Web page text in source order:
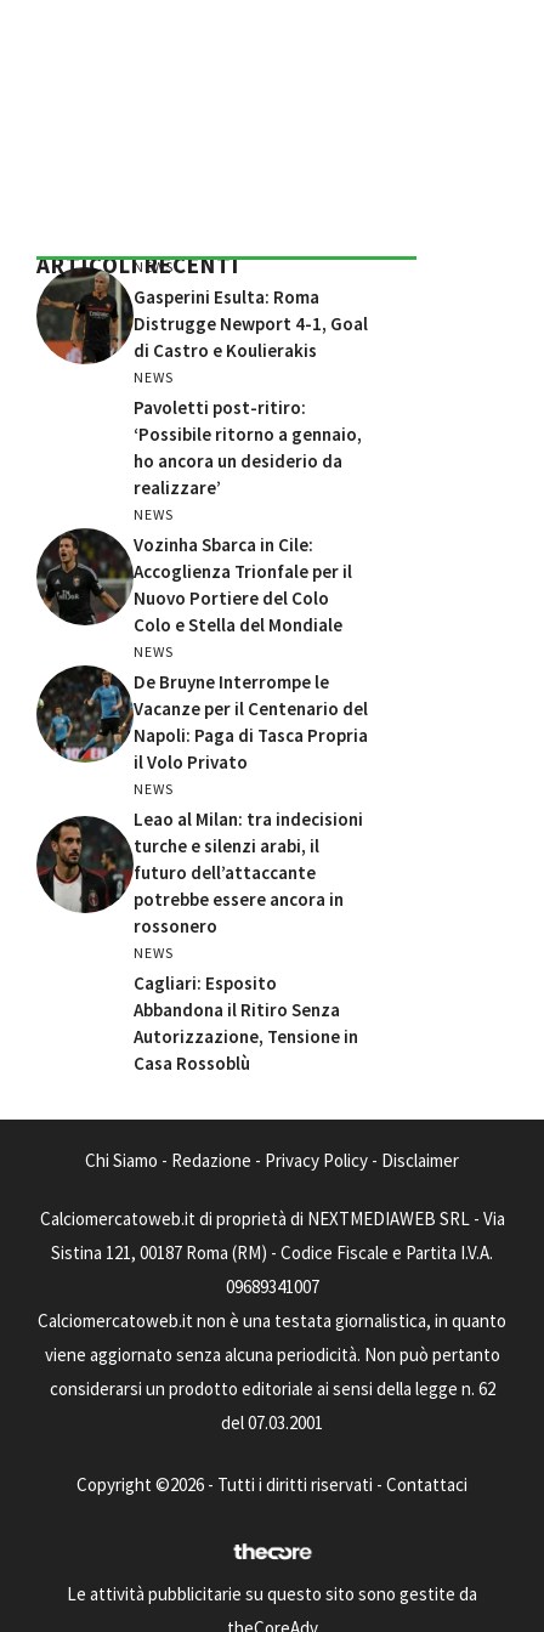
ARTICOLI RECENTI
NEWS
Gasperini Esulta: Roma
Distrugge Newport 4-1, Goal
di Castro e Koulierakis
NEWS
Pavoletti post-ritiro:
‘Possibile ritorno a gennaio,
ho ancora un desiderio da
realizzare’
NEWS
Vozinha Sbarca in Cile:
Accoglienza Trionfale per il
Nuovo Portiere del Colo
Colo e Stella del Mondiale
NEWS
De Bruyne Interrompe le
Vacanze per il Centenario del
Napoli: Paga di Tasca Propria
il Volo Privato
NEWS
Leao al Milan: tra indecisioni
turche e silenzi arabi, il
futuro dell’attaccante
potrebbe essere ancora in
rossonero
NEWS
Cagliari: Esposito
Abbandona il Ritiro Senza
Autorizzazione, Tensione in
Casa Rossoblù
Chi Siamo - Redazione - Privacy Policy - Disclaimer
Calciomercatoweb.it di proprietà di NEXTMEDIAWEB SRL - Via
Sistina 121, 00187 Roma (RM) - Codice Fiscale e Partita I.V.A.
09689341007
Calciomercatoweb.it non è una testata giornalistica, in quanto
viene aggiornato senza alcuna periodicità. Non può pertanto
considerarsi un prodotto editoriale ai sensi della legge n. 62
del 07.03.2001
Copyright ©2026 - Tutti i diritti riservati - Contattaci
Le attività pubblicitarie su questo sito sono gestite da